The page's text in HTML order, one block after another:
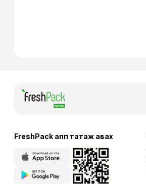
FreshPack апп татаж авaх